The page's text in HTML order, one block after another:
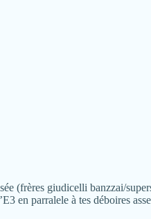
(frères giudicelli banzzai/
en parralele à tes déboires